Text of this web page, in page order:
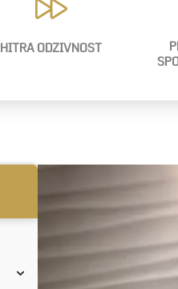
HITRA ODZIVNOST